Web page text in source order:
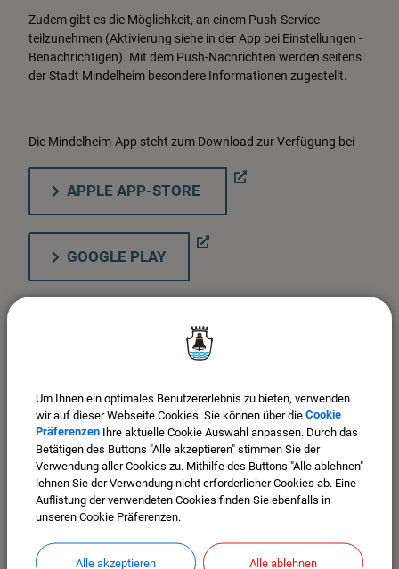
Zudem gibt es die Möglichkeit, an einem Push-Service
teilzunehmen (Aktivierung siehe in der App bei Einstellungen -
Benachrichtigen). Mit dem Push-Nachrichten werden seitens
der Stadt Mindelheim besondere Informationen zugestellt.
Die Mindelheim-App steht zum Download zur Verfügung bei
APPLE APP-STORE
GOOGLE PLAY
.
Um Ihnen ein optimales Benutzererlebnis zu bieten, verwenden
wir auf dieser Webseite Cookies. Sie können über die Cookie
Präferenzen Ihre aktuelle Cookie Auswahl anpassen. Durch das
Betätigen des Buttons "Alle akzeptieren" stimmen Sie der
Verwendung aller Cookies zu. Mithilfe des Buttons "Alle ablehnen"
lehnen Sie der Verwendung nicht erforderlicher Cookies ab. Eine
Auflistung der verwendeten Cookies finden Sie ebenfalls in
unseren Cookie Präferenzen.
Alle akzeptieren Alle ablehnen